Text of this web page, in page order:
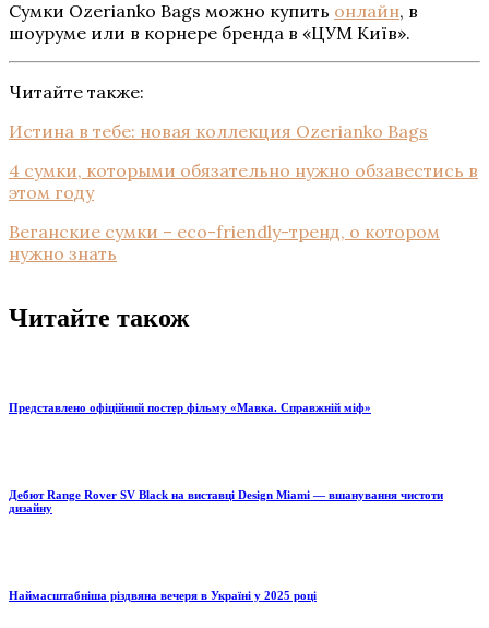
Сумки Ozerianko Bags можно купить онлайн, в
шоуруме или в корнере бренда в «ЦУМ Київ».
Читайте также:
Истина в тебе: новая коллекция Ozerianko Bags
4 сумки, которыми обязательно нужно обзавестись в
этом году
Веганские сумки – eco-friendly-тренд, о котором
нужно знать
Читайте також
Представлено офіційний постер фільму «Мавка. Справжній міф»
Дебют Range Rover SV Black на виставці Design Miami — вшанування чистоти
дизайну
Наймасштабніша різдвяна вечеря в Україні у 2025 році